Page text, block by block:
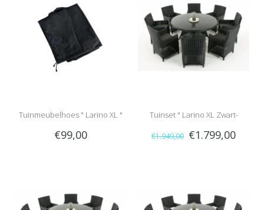
Tuinmeubelhoes " Larino XL "
€99,00
Tuinset " Larino XL Zwart-
Antraciet "
€1.949,00 €1.799,00